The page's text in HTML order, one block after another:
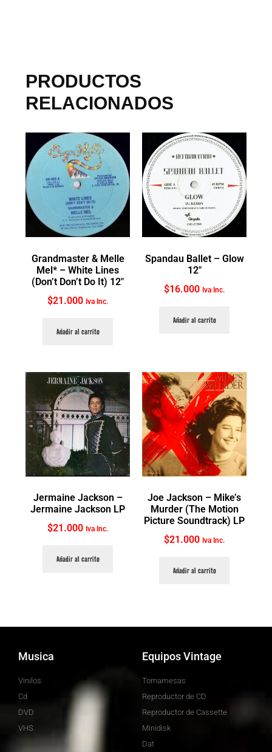
PRODUCTOS
RELACIONADOS
Grandmaster & Melle
Mel* ‎– White Lines
(Don’t Don’t Do It) 12″
$21.000 Iva Inc.
Añadir al carrito
Spandau Ballet ‎– Glow
12″
$16.000 Iva Inc.
Añadir al carrito
Jermaine Jackson ‎–
Jermaine Jackson LP
$21.000 Iva Inc.
Añadir al carrito
Joe Jackson ‎– Mike’s
Murder (The Motion
Picture Soundtrack) LP
$21.000 Iva Inc.
Añadir al carrito
Musica
Vinilos
Cd
DVD
VHS
Equipos Vintage
Tornamesas
Reproductor de CD
Reproductor de Cassette
Minidisk
Dat